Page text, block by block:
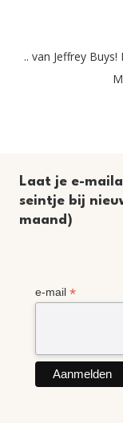
.. van Jeffrey
Laat je e-
seintje bij
maand)
e-mail *